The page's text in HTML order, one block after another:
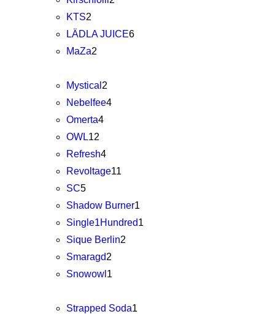
KTS2
LÄDLA JUICE6
MaZa2
Mystical 2
Nebelfee4
Omerta4
OWL12
Refresh4
Revoltage11
SC5
Shadow Burner1
Single1Hundred1
Sique Berlin2
Smaragd2
Snowowl 1
Strapped Soda1